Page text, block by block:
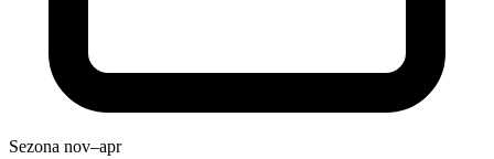
Sezona nov–apr